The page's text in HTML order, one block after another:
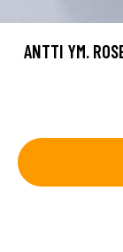
ANTTI YM.